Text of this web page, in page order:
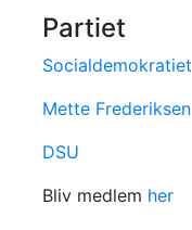
Partiet
Socialdemokratiet
Mette Frederiksen
DSU
Bliv medlem her